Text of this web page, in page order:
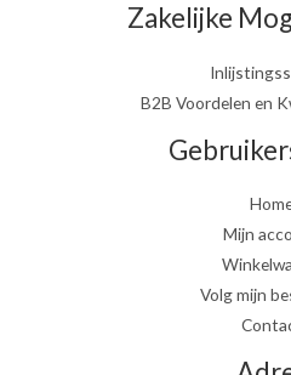
Zakelijke
B2B Voordelen en
Mijn
Volg mijn